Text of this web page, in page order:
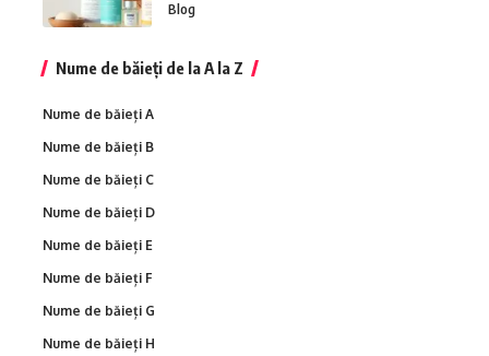
Blog
Nume de băieți de la A la Z
Nume de băieți A
Nume de băieți B
Nume de băieți C
Nume de băieți D
Nume de băieți E
Nume de băieți F
Nume de băieți G
Nume de băieți H